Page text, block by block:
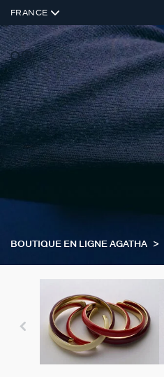
FRANCE
BOUTIQUE EN LIGNE AGATHA